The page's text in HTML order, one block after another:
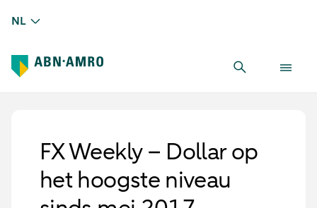
NL
FX Weekly – Dollar op
het hoogste niveau